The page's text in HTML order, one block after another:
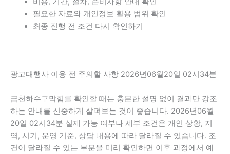
필요한 자료와 개인정보 활용 범위 확인
최종 진행 전 조건 다시 확인하기
광고대행사 이용 전 주의할 사항 2026년06월20일 02시34분
금천하수구막힘를 확인할 때는 충분한 설명 없이 결과만 강조
하는 안내를 신중하게 살펴보는 것이 좋습니다. 2026년06월
20일 02시34분 실제 가능 여부나 세부 조건은 개인 상황, 지
역, 시기, 운영 기준, 상담 내용에 따라 달라질 수 있습니다. 조
건이 달라질 수 있는 부분을 미리 확인하면 이후 과정에서 예